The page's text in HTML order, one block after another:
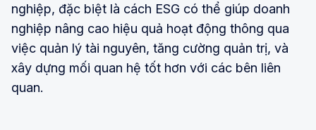
nghiệp, đặc biệt là cách ESG có thể giúp doanh
nghiệp nâng cao hiệu quả hoạt động thông qua
việc quản lý tài nguyên, tăng cường quản trị, và
xây dựng mối quan hệ tốt hơn với các bên liên
quan.